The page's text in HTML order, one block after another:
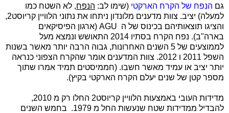
גם הנפח של הקרח הארקטי (שימו לב: הנפח, לא השטח כמו
למעלה) יציב. צוות מדענים מלונדון ניתחו את נתוני הלוויין קריוסט2,
והציגו תוצאותיהם בכינוס של ה AGU (ארגון הפיסיקאים
בארה"ב). נפח הקרח בסתיו 2014 התאושש ונמצא מעל
לממוצעים של 5 השנים האחרונות, גבוה הרבה יותר מאשר בשנות
השפל 2011 ו 2012. צוות המדענים אומר שהקרח הצפוני כנראה
יותר יציב או עמיד מאשר חשבו. (חממיסטים תמיד אמרו שתוך
מספר קטן של שנים יעלם הקרח הארקטי בקיץ).
מדידות העובי באמצעות הלוויין קריוסט2 החלו רק מ 2010,
להבדיל ממדידות שטח שנעשות החל מ 1979. בחמש השנים